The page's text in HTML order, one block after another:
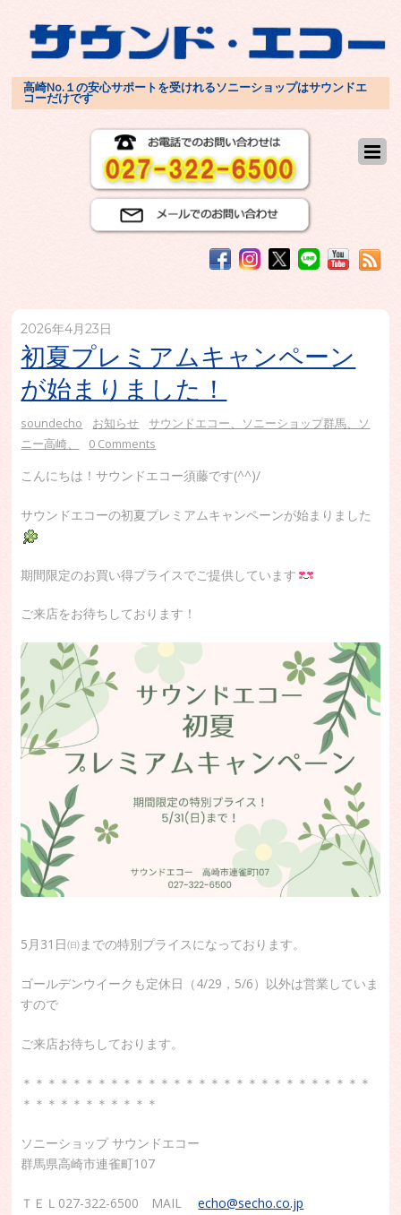
高崎No.１の安心サポートを受けれるソニーショップはサウンドエ
コーだけです
2026年4月23日
初夏プレミアムキャンペーン
が始まりました！
soundecho お知らせ
サウンドエコー、ソニーショップ群馬、ソ
ニー高崎、
0 Comments
こんにちは！サウンドエコー須藤です(^^)/
サウンドエコーの初夏プレミアムキャンペーンが始まりました
期間限定のお買い得プライスでご提供しています
ご来店をお待ちしております！
5月31日㈰までの特別プライスになっております。
ゴールデンウイークも定休日（4/29，5/6）以外は営業していま
すので
ご来店お待ちしております。
＊＊＊＊＊＊＊＊＊＊＊＊＊＊＊＊＊＊＊＊＊＊＊＊＊＊＊＊
＊＊＊＊＊＊＊＊＊＊＊
ソニーショップ サウンドエコー
群馬県高崎市連雀町107
ＴＥＬ027-322-6500 MAILecho@secho.co.jp